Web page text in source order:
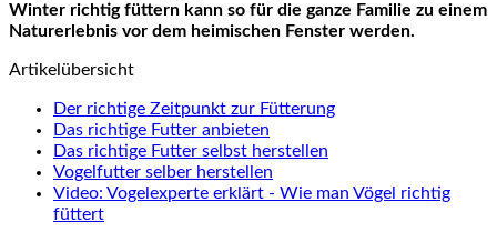
Winter richtig füttern kann so für die ganze Familie zu einem
Naturerlebnis vor dem heimischen Fenster werden.
Artikelübersicht
Der richtige Zeitpunkt zur Fütterung
Das richtige Futter anbieten
Das richtige Futter selbst herstellen
Vogelfutter selber herstellen
Video: Vogelexperte erklärt - Wie man Vögel richtig
füttert